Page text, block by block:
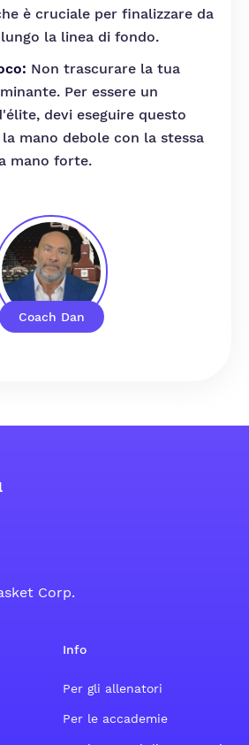
Coach Dan
è cruciale per finalizzare da
la linea di fondo.
Non trascurare la tua
Per essere un
devi eseguire questo
mano debole con la stessa
mano forte.
dell'account Facebook
social dell'account Tweeter
il gruppo social dell'account
Corp.
Info
Per gli allenatori
Per le accademie